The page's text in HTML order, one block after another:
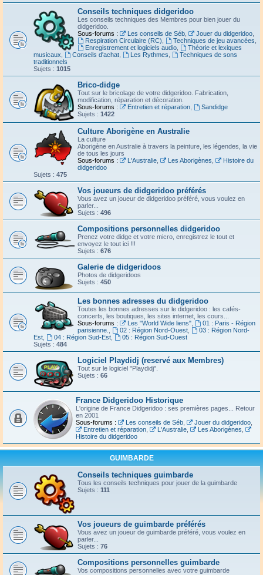
Conseils techniques didgeridoo
Les conseils techniques des Membres pour bien jouer du
didgeridoo.
Sous-forums :
Les conseils de Séb, Jouer du didgeridoo,
Respiration Circulaire (RC)
Techniques de jeu avancées
Enregistrement et logiciels audio,
Théorie et lexiques
musicaux
Conseils d'achat, Les Rythmes
Techniques de sons
traditionnels
Sujets : 1015
Brico-didge
Tout sur le bricolage de votre didgeridoo. Fabrication,
modification, réparation et décoration.
Sous-forums :
Entretien et réparation,
Sandidge
Sujets : 1422
Culture Aborigène en Australie
La culture
Aborigène en Australie à travers la peinture, les légendes, la vie
de tous les jours
Sous-forums :
L'Australie, Les Aborigènes
Histoire du
didgeridoo
Sujets : 475
Vos joueurs de didgeridoo préférés
Vous avez un joueur de didgeridoo préféré, vous voulez en
parler...
Sujets : 496
Compositions personnelles didgeridoo
Prenez votre didge et votre micro, enregistrez le tout et
envoyez le tout ici !!!
Sujets : 676
Galerie de didgeridoos
Photos de didgeridoos
Sujets : 450
Les bonnes adresses du didgeridoo
Toutes les bonnes adresses sur le didgeridoo : les cafés-
concerts, les boutiques, les sites internet, les cours...
Sous-forums :
Les "World Wide liens",
01 : Paris - Région
parisienne.
02 : Région Nord-Ouest,
03 : Région Nord-
Est
04 : Région Sud-Est,
05 : Région Sud-Ouest
Sujets : 484
Logiciel Playdidj (reservé aux Membres)
Tout sur le logiciel "Playdidj".
Sujets : 66
France Didgeridoo Historique
L'origine de France Didgeridoo : ses premières pages... Retour
en 2001
Sous-forums :
Les conseils de Séb, Jouer du didgeridoo,
Entretien et réparation, L'Australie, Les Aborigènes
Histoire du didgeridoo
GUIMBARDE
Conseils techniques guimbarde
Tous les conseils techniques pour jouer de la guimbarde
Sujets : 111
Vos joueurs de guimbarde préférés
Vous avez un joueur de guimbarde préféré, vous voulez en
parler...
Sujets : 76
Compositions personnelles guimbarde
Vos compositions personnelles avec votre guimbarde